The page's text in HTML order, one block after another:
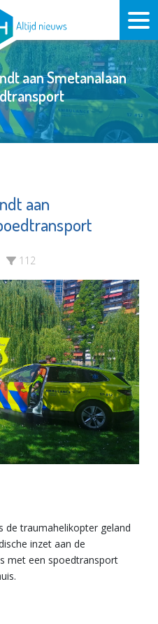
aan Smetanalaan
aan
112
de traumahelikopter geland
inzet aan de
met een spoedtransport